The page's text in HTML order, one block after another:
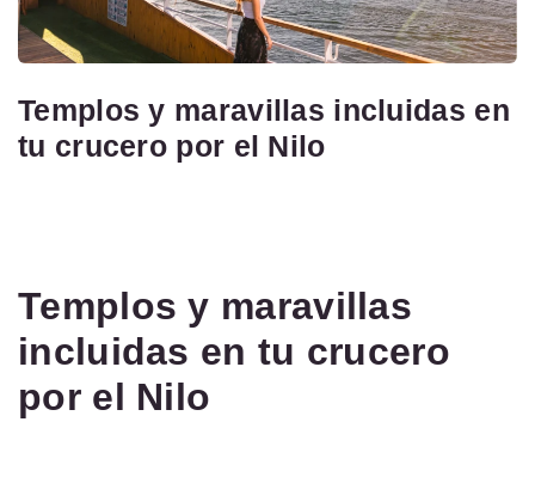
Templos y maravillas incluidas en
tu crucero por el Nilo
Templos y maravillas
incluidas en tu crucero
por el Nilo